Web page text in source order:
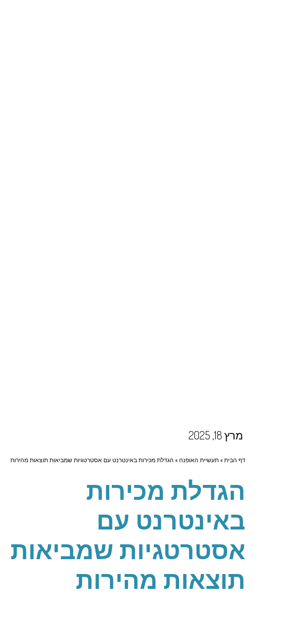
מרץ 18, 2025
דף הבית » תעשיית האופנה » הגדלת מכירות באינטרנט עם אסטרטגיות שמביאות תוצאות מהירות
הגדלת מכירות
באינטרנט עם
אסטרטגיות שמביאות
תוצאות מהירות